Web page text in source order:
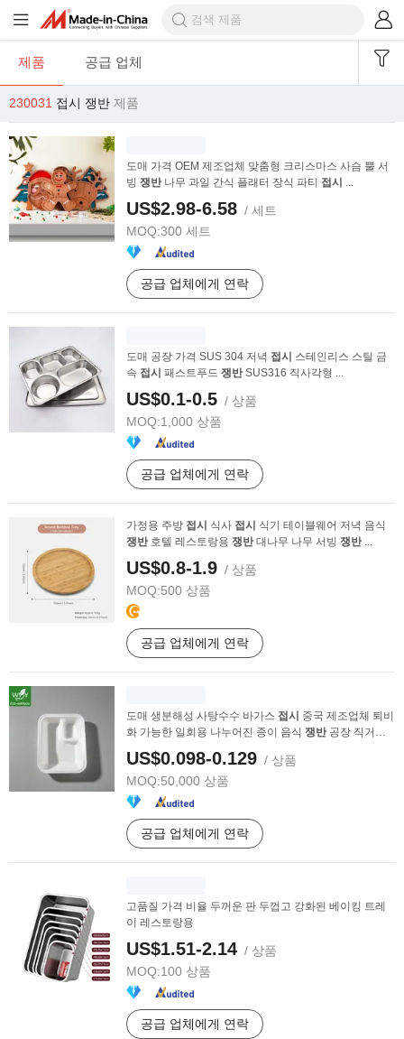
제품 공급 업체
230031 접시 쟁반 제품
도매 가격 OEM 제조업체 맞춤형 크리스마스 사슴 뿔 서
빙 쟁반나무 과일 간식 플래터 장식 파티 접시 ...
US$2.98-6.58 / 세트
MOQ:300 세트
공급 업체에게 연락
도매 공장 가격 SUS 304 저녁 접시 스테인리스 스틸 금
속 접시 패스트푸드 쟁반SUS316 직사각형 ...
US$0.1-0.5 / 상품
MOQ:1,000 상품
공급 업체에게 연락
가정용 주방 접시 식사 접시 식기 테이블웨어 저녁 음식
쟁반호텔 레스토랑용 쟁반대나무 나무 서빙 쟁반...
US$0.8-1.9 / 상품
MOQ:500 상품
공급 업체에게 연락
도매 생분해성 사탕수수 바가스 접시 중국 제조업체 퇴비
화 가능한 일회용 나누어진 종이 음식 쟁반공장 직거래
US$0.098-0.129 / 상품
MOQ:50,000 상품
공급 업체에게 연락
고품질 가격 비율 두꺼운 판 두껍고 강화된 베이킹 트레
이 레스토랑용
US$1.51-2.14 / 상품
MOQ:100 상품
공급 업체에게 연락